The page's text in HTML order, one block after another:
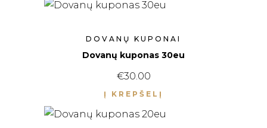
DOVANŲ KUPONAI
Dovanų kuponas 30eu
€30.00
Į KREPŠELĮ